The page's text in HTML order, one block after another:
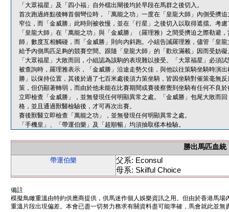
「大眾福星」及「四小福」自外檔出閘後均於早段在馬群之後切入。
首次跑過終點後轉首個彎位時，「萬能之功」一度在「皇龍大師」內側受擠
窄位，而「金威勝」此時則被收慢，並在「行星」之後切入以取得遮擋。考
「皇龍大師」在「萬能之功」與「金威勝」（羅理雅）之間受擠迫之際勒避
師」數度互相觸碰，而「金威勝」則向內斜跑。小組告誡羅理雅，儘管「皇
給予內側馬匹足夠的競賽空間。跟隨「皇龍大師」的「歡欣滿載」因而受妨礙
「大眾福星」大敗而回，小組認為該駒的表現難以接受。「大眾福星」必須
被查詢時，羅理雅表示，「金威勝」沿途走勢欠佳，與他以往策騎坐騎時演
勝」以保持位置，其後於過了七百米處後須力策坐騎，皆因坐騎對催策毫無
策，但仍顯著轉弱，而由於他未能在比賽期間或賽後察覺到坐騎有任何不良
立即檢查「金威勝」，並無發現任何明顯異常之處。「金威勝」包尾大敗而
格，並且通過獸醫檢驗後，才可再次出賽。
賽後獸醫立即檢查「萬能之功」，並無發現任何明顯異常之處。
「手機皇」、「帶運伯樂」及「超順暢」均須抽取樣本檢驗。
勝出馬匹血統
帶運伯樂
父系: Econsul
母系: Skilful Choice
備註
模擬鳥瞰重溫由特約供應商提供，供馬迷作個人娛樂資訊之用。但由於香港馬
重溫片段出現偏差。本會已盡一切努力務求有關資料盡可能準確，馬會就此並